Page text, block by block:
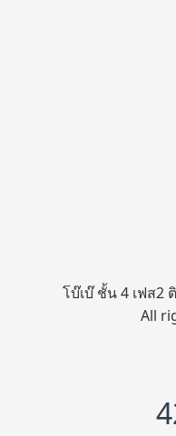
โบ๊เบ๊ ชั้น 4 เฟส2
All